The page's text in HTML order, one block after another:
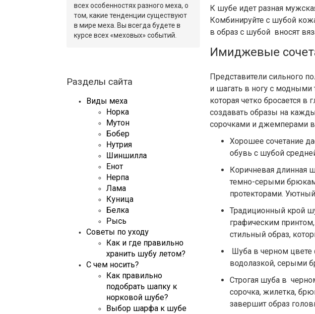
всех особенностях разного меха, о
том, какие тенденции существуют
в мире меха. Вы всегда будете в
курсе всех «меховых» событий.
Разделы сайта
Виды меха
Норка
Мутон
Бобер
Нутрия
Шиншилла
Енот
Нерпа
Лама
Куница
Белка
Рысь
Советы по уходу
Как и где правильно
хранить шубу летом?
С чем носить?
Как правильно
подобрать шапку к
норковой шубе?
Выбор шарфа к шубе
К шубе идет разная
Комбинируйте с шубой
в образ с шубой вносят
Имиджевые
Представители сильного
и шагать в ногу с модными
которая четко бросается
создавать образы на
сорочками и джемперами
Хорошее сочетание
обувь с шубой
Коричневая длинная
темно-серыми
протекторами.
Традиционный крой
графическим
стильный образ,
Шуба в черном цвете
водолазкой, серыми
Строгая шуба в
сорочка, жилетка,
завершит образ